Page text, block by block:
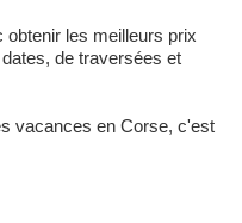
les meilleurs prix
de traversées et
vacances en Corse, c'est